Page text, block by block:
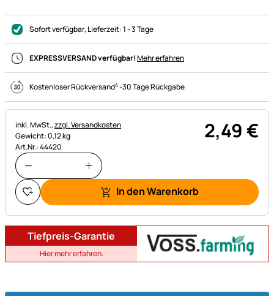
Sofort verfügbar, Lieferzeit:1 - 3 Tage
EXPRESSVERSAND verfügbar!Mehr erfahren
Kostenloser Rückversand4-30 Tage Rückgabe
Steuerhinweis:
inkl. MwSt.,zzgl. Versandkosten
Gewicht: 0,12 kg
Art.Nr.: 44420
2,49€
In den Warenkorb
Tiefpreis-Garantie
Hier mehr erfahren.